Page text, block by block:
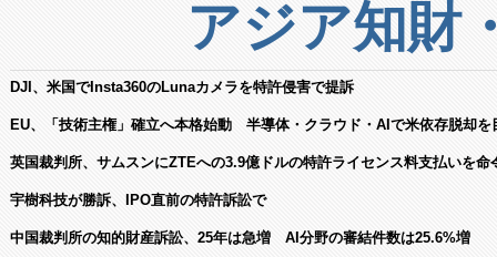
アジア知財
DJI、米国でInsta360のLunaカメラを特許侵害で提訴
EU、「技術主権」確立へ本格始動 半導体・クラウド・AIで米依存脱却を
英国裁判所、サムスンにZTEへの3.9億ドルの特許ライセンス料支払いを命
宇樹科技が勝訴、IPO直前の特許訴訟で
中国裁判所の知的財産訴訟、25年は急増 AI分野の審結件数は25.6%増